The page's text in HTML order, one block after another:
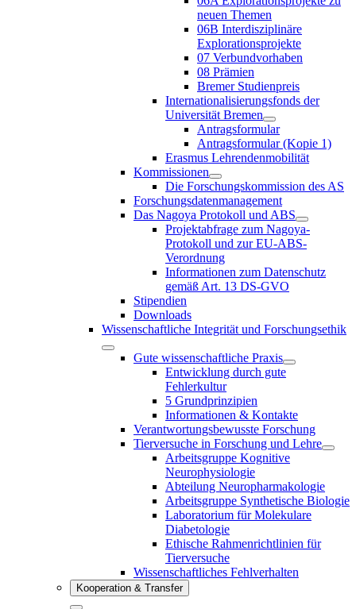
neuen Themen
06B Interdisziplinäre
Explorationsprojekte
07 Verbundvorhaben
08 Prämien
Bremer Studienpreis
Internationalisierungsfonds der
Universität Bremen
Antragsformular
Antragsformular (Kopie 1)
Erasmus Lehrendenmobilität
Kommissionen
Die Forschungskommission des AS
Forschungsdatenmanagement
Das Nagoya Protokoll und ABS
Projektabfrage zum Nagoya-
Protokoll und zur EU-ABS-
Verordnung
Informationen zum Datenschutz
gemäß Art. 13 DS-GVO
Stipendien
Downloads
Wissenschaftliche Integrität und Forschungsethik
Gute wissenschaftliche Praxis
Entwicklung durch gute
Fehlerkultur
5 Grundprinzipien
Informationen & Kontakte
Verantwortungsbewusste Forschung
Tierversuche in Forschung und Lehre
Arbeitsgruppe Kognitive
Neurophysiologie
Abteilung Neuropharmakologie
Arbeitsgruppe Synthetische Biologie
Laboratorium für Molekulare
Diabetologie
Ethische Rahmenrichtlinien für
Tierversuche
Wissenschaftliches Fehlverhalten
Kooperation & Transfer